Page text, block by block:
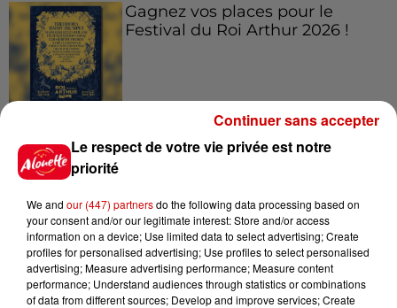
Gagnez vos places pour le
Festival du Roi Arthur 2026 !
Gagnez vos entrées pour le
Musée du Sport Automobile au
Alouette vous invite à
Futuroscope Xperiences !
Le respect de votre vie privée est notre
priorité
We and our (447) partnersdo the following data processing based on
your consent and/or our legitimate interest: Store and/or access
information on a device; Use limited data to select advertising; Create
profiles for personalised advertising; Use profiles to select personalised
advertising; Measure advertising performance; Measure content
performance; Understand audiences through statistics or combinations
of data from different sources; Develop and improve services; Create
Continuer sans accepter